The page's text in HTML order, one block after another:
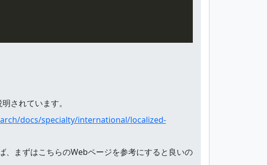
されています。
docs/specialty/international/localized-
まずはこちらのWebページを参考にすると良いの